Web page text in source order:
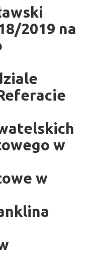
2019 na
w
w